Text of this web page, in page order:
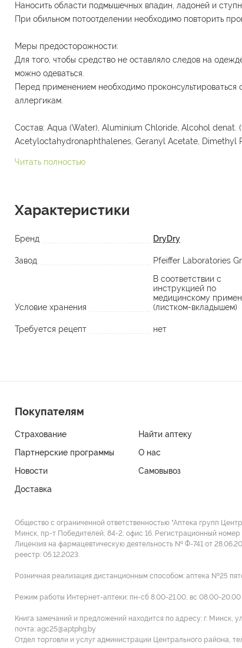
Наносить области подмышечных впадин, ладоней и
При обильном потоотделении необходимо повторить
Меры предосторожности:
Для того, чтобы средство не оставляло следов на
можно одеваться.
Перед применением необходимо
аллергикам.
Состав: Aqua (Water), Aluminium Chloride, Alcohol
Acetyloctahydronaphthalenes, Geranyl Acetate, Dimethyl
Читать полностью
Характеристики
Бренд DryDry
Завод Pfeiffer Laboratories
Условие хранения
В соответствии с
инструкцией по
медицинскому
(листком-вкладышем)
Требуется рецепт нет
Покупателям
Страхование
Найти аптеку
Партнерские программы
О нас
Новости
Самовывоз
Доставка
Общество с ограниченной ответственностью "Аптека групп
Минск, пр-т Победителей, 84-2, офис 16. Регистрационный номер
Лицензия на фармацевтическую деятельность № Ф-741 от
реестр: 05.12.2023.
Розничная реализация дистанционным способом: аптека №25
Режим работы Интернет-аптеки: пн-сб 8.00-21.00, вс 08.00-20.00
Книга замечаний и предложений находится по адресу: г. Минск,
почта: agc25@aptphg.by
Отдел торговли и услуг администрации Центрального района,